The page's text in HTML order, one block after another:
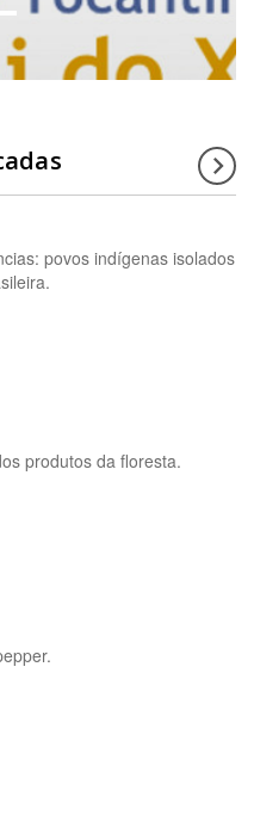
povos indígenas isolados
produtos da floresta.